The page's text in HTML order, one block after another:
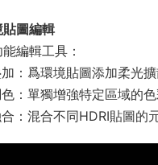
圖編輯​
編輯工具：
：爲環境貼圖添加柔光
：單獨增強特定區域的
：混合不同HDRI貼圖的